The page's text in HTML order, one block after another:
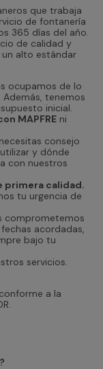
que trabaja
de fontanería
365 días del año.
de calidad y
alto estándar
ocupamos de lo
tenemos
inicial.
MAPFRE ni
consejo
y dónde
con nuestros
primera calidad.
tu urgencia de
comprometemos
acordadas,
bajo tu
servicios.
a la